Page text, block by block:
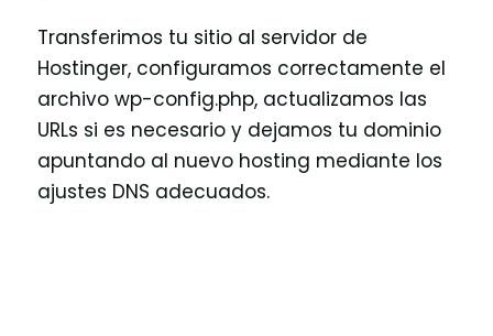
Transferimos tu sitio al servidor de
Hostinger, configuramos correctamente el
archivo wp-config.php, actualizamos las
URLs si es necesario y dejamos tu dominio
apuntando al nuevo hosting mediante los
ajustes DNS adecuados.